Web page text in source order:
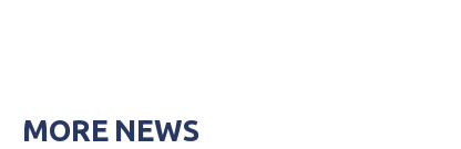
MORE NEWS